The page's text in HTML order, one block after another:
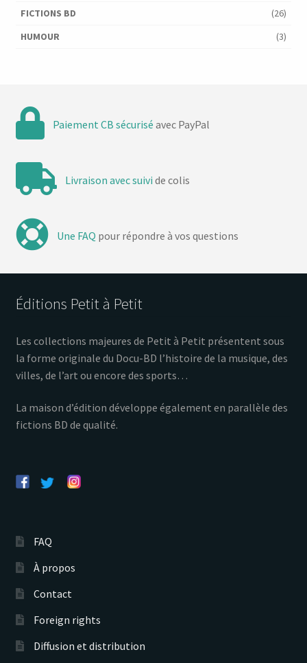
FICTIONS BD
(26)
HUMOUR
(3)
Paiement CB sécurisé avec PayPal
Livraison avec suivi de colis
Une FAQ pour répondre à vos questions
Éditions Petit à Petit
Les collections majeures de Petit à Petit présentent sous
la forme originale du Docu-BD l’histoire de la musique, des
villes, de l’art ou encore des sports…
La maison d’édition développe également en parallèle des
fictions BD de qualité.
FAQ
À propos
Contact
Foreign rights
Diffusion et distribution